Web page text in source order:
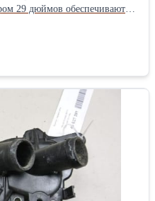
29 дюймов обеспечивают
и накат. Хорошо едет на
для взрослых
17 до 21 дюйма подходят
Имеет цельную
и надежности.
удобную посадку и
и навесное
высокое качество и
велосипеда. Велосипед
включая
катание. Отличная
тренировок. Обладает
и долгим сроком